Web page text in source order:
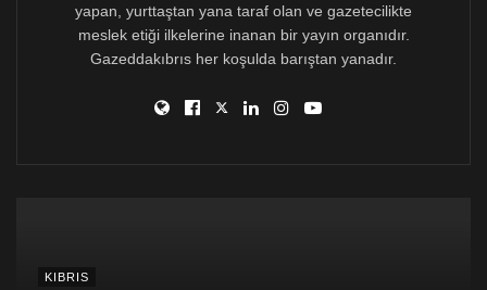
Kanatlı’nın paylaşımı 1993 yılında Maraş ile ilgili uluslar
yapan, yurttaştan yana taraf olan ve gazetecilikte
meslek etiği ilkelerine inanan bir yayın organıdır.
Gazeddakıbrıs her koşulda barıştan yanadır.
KIBRIS